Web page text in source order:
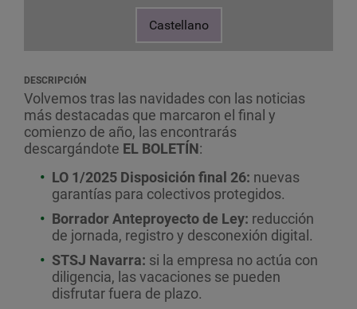
Castellano
DESCRIPCIÓN
Volvemos tras las navidades con las noticias
más destacadas que marcaron el final y
comienzo de año, las encontrarás
descargándote EL BOLETÍN:
LO 1/2025 Disposición final 26: nuevas
garantías para colectivos protegidos.
Borrador Anteproyecto de Ley: reducción
de jornada, registro y desconexión digital.
STSJ Navarra: si la empresa no actúa con
diligencia, las vacaciones se pueden
disfrutar fuera de plazo.